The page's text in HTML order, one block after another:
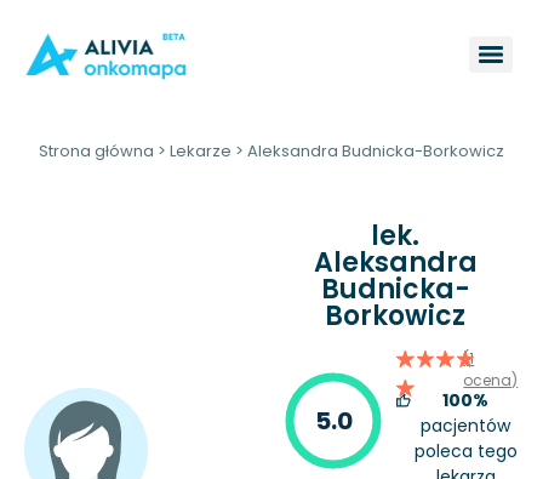
Strona główna > Lekarze > Aleksandra Budnicka-Borkowicz
lek.
Aleksandra
Budnicka-
Borkowicz
5.0
(1
ocena)
100%
pacjentów
poleca tego